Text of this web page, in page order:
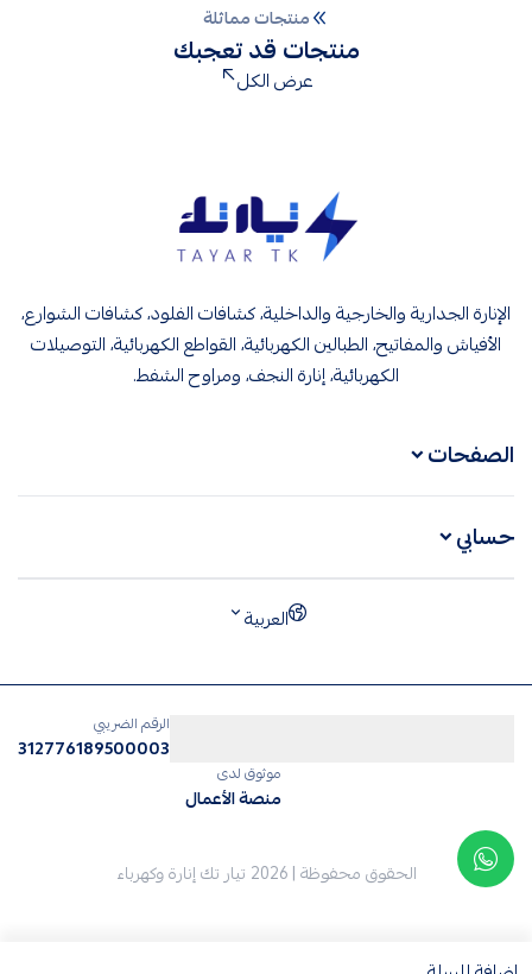
منتجات مماثلة
منتجات قد تعجبك
عرض الكل
الإنارة الجدارية والخارجية والداخلية، كشافات الفلود، كشافات الشوارع،
الأفياش والمفاتيح، الطبالين الكهربائية، القواطع الكهربائية، التوصيلات
الكهربائية، إنارة النجف، ومراوح الشفط.
الصفحات
حسابي
العربية
الرقم الضريبي
312776189500003
موثوق لدى
منصة الأعمال
الحقوق محفوظة | 2026 تيار تك إنارة وكهرباء